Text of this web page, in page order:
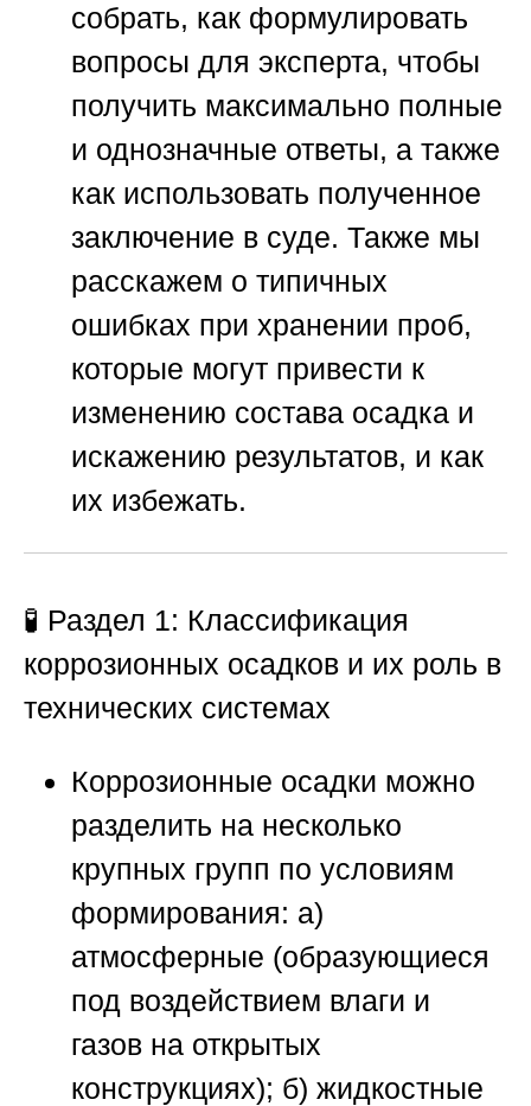
собрать, как формулировать
вопросы для эксперта, чтобы
получить максимально полные
и однозначные ответы, а также
как использовать полученное
заключение в суде. Также мы
расскажем о типичных
ошибках при хранении проб,
которые могут привести к
изменению состава осадка и
искажению результатов, и как
их избежать.
🧪 Раздел 1: Классификация
коррозионных осадков и их роль в
технических системах
Коррозионные осадки можно
разделить на несколько
крупных групп по условиям
формирования: а)
атмосферные (образующиеся
под воздействием влаги и
газов на открытых
конструкциях); б) жидкостные